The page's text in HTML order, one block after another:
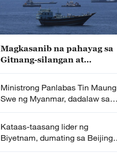
Magkasanib na pahayag sa
Gitnang-silangan at
ASEAN
Ministrong Panlabas Tin Maung
Swe ng Myanmar, dadalaw sa
Tsina
Kataas-taasang lider ng
Biyetnam, dumating sa Beijing
para sa dalaw-pang-estado